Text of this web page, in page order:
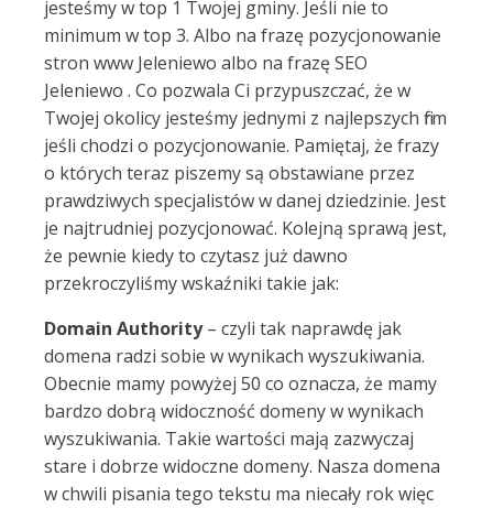
jesteśmy w top 1 Twojej gminy. Jeśli nie to
minimum w top 3. Albo na frazę pozycjonowanie
stron www Jeleniewo albo na frazę SEO
Jeleniewo . Co pozwala Ci przypuszczać, że w
Twojej okolicy jesteśmy jednymi z najlepszych firm
jeśli chodzi o pozycjonowanie. Pamiętaj, że frazy
o których teraz piszemy są obstawiane przez
prawdziwych specjalistów w danej dziedzinie. Jest
je najtrudniej pozycjonować. Kolejną sprawą jest,
że pewnie kiedy to czytasz już dawno
przekroczyliśmy wskaźniki takie jak:
Domain Authority– czyli tak naprawdę jak
domena radzi sobie w wynikach wyszukiwania.
Obecnie mamy powyżej 50 co oznacza, że mamy
bardzo dobrą widoczność domeny w wynikach
wyszukiwania. Takie wartości mają zazwyczaj
stare i dobrze widoczne domeny. Nasza domena
w chwili pisania tego tekstu ma niecały rok więc